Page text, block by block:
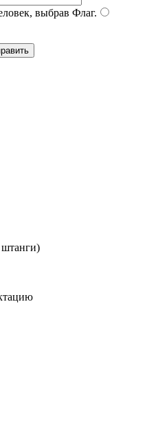
выбрав Флаг.